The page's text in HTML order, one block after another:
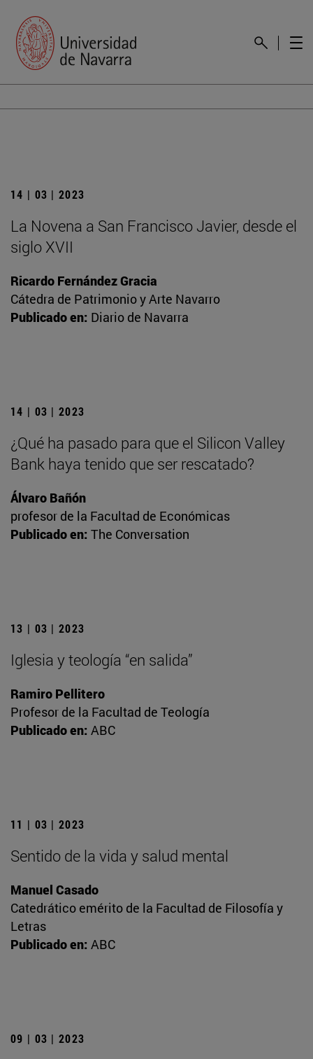
14 | 03 | 2023
La Novena a San Francisco Javier, desde el
siglo XVII
Ricardo Fernández Gracia
Cátedra de Patrimonio y Arte Navarro
Publicado en: Diario de Navarra
14 | 03 | 2023
¿Qué ha pasado para que el Silicon Valley
Bank haya tenido que ser rescatado?
Álvaro Bañón
profesor de la Facultad de Económicas
Publicado en: The Conversation
13 | 03 | 2023
Iglesia y teología “en salida”
Ramiro Pellitero
Profesor de la Facultad de Teología
Publicado en: ABC
11 | 03 | 2023
Sentido de la vida y salud mental
Manuel Casado
Catedrático emérito de la Facultad de Filosofía y
Letras
Publicado en: ABC
09 | 03 | 2023